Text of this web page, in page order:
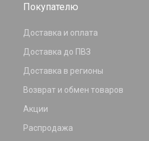
Покупателю
Доставка и оплата
Доставка до ПВЗ
Доставка в регионы
Возврат и обмен товаров
Акции
Распродажа